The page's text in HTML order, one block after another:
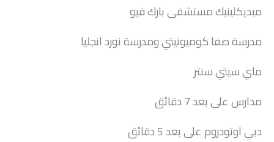
ميديكلينيك مستشفى بارك فيو
مدرسة صفا كوميونيتي ومدرسة نورد انجليا
ماي سيتي سنتر
مدارس على بعد 7 دقائق
دبي اوتودروم على بعد 5 دقائق